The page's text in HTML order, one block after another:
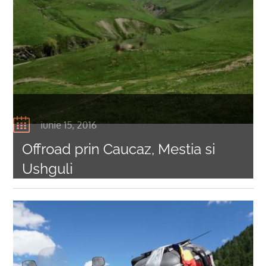
iunie 15, 2016
Offroad prin Caucaz, Mestia si
Ushguli